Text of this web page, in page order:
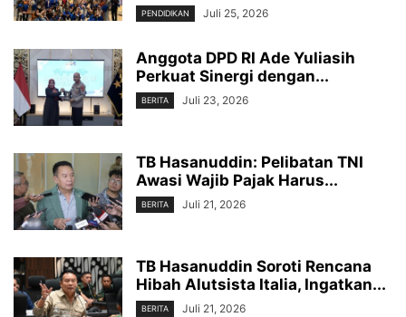
PENDIDIKAN Juli 25, 2026
Anggota DPD RI Ade Yuliasih
Perkuat Sinergi dengan...
BERITA Juli 23, 2026
TB Hasanuddin: Pelibatan TNI
Awasi Wajib Pajak Harus...
BERITA Juli 21, 2026
TB Hasanuddin Soroti Rencana
Hibah Alutsista Italia, Ingatkan...
BERITA Juli 21, 2026